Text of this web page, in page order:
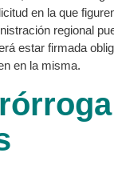
en la que
regional
estar firmada
en la misma.